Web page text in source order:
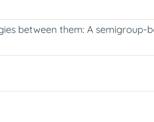
between them: A semigroup-